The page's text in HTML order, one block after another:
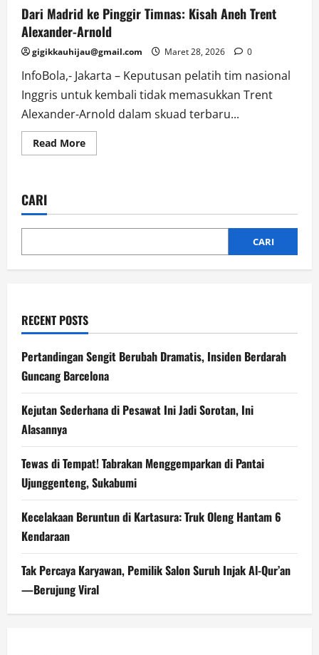
Dari Madrid ke Pinggir Timnas: Kisah Aneh Trent
Alexander-Arnold
gigikkauhijau@gmail.com Maret 28, 2026 0
InfoBola,- Jakarta – Keputusan pelatih tim nasional
Inggris untuk kembali tidak memasukkan Trent
Alexander-Arnold dalam skuad terbaru...
Read MoreRead
more
Timnas:
Aneh
Alexander-
CARI
CARI
RECENT POSTS
Pertandingan Sengit Berubah Dramatis, Insiden Berdarah
Guncang Barcelona
Kejutan Sederhana di Pesawat Ini Jadi Sorotan, Ini
Alasannya
Tewas di Tempat! Tabrakan Menggemparkan di Pantai
Ujunggenteng, Sukabumi
Kecelakaan Beruntun di Kartasura: Truk Oleng Hantam 6
Kendaraan
Tak Percaya Karyawan, Pemilik Salon Suruh Injak Al-Qur’an
—Berujung Viral